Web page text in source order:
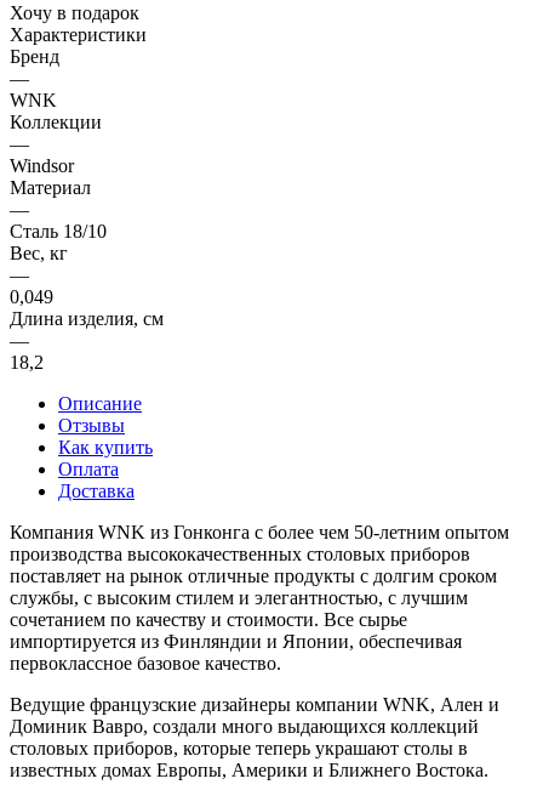
Хочу в подарок
Характеристики
Бренд
—
WNK
Коллекции
—
Windsor
Материал
—
Сталь 18/10
Вес, кг
—
0,049
Длина изделия, см
—
18,2
Описание
Отзывы
Как купить
Оплата
Доставка
Компания WNK из Гонконга с более чем 50-летним опытом
производства высококачественных столовых приборов
поставляет на рынок отличные продукты с долгим сроком
службы, с высоким стилем и элегантностью, с лучшим
сочетанием по качеству и стоимости. Все сырье
импортируется из Финляндии и Японии, обеспечивая
первоклассное базовое качество.
Ведущие французские дизайнеры компании WNK, Ален и
Доминик Вавро, создали много выдающихся коллекций
столовых приборов, которые теперь украшают столы в
известных домах Европы, Америки и Ближнего Востока.